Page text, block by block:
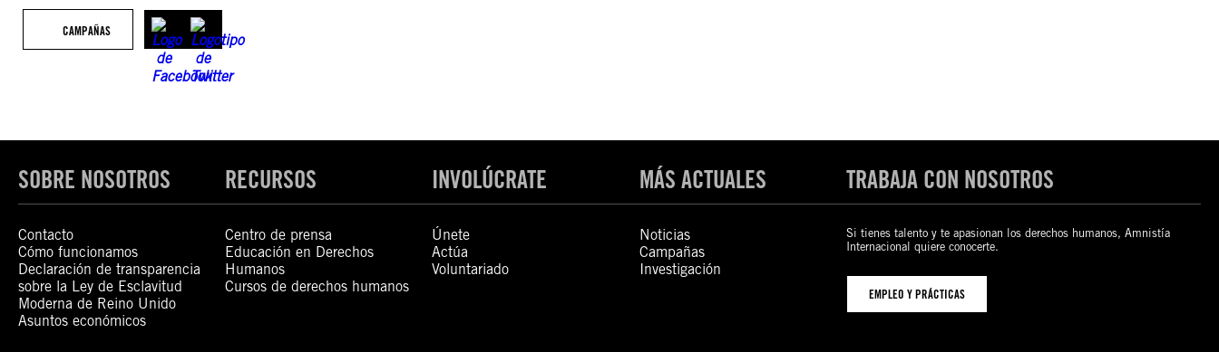
CAMPAÑAS
SOBRE NOSOTROS
Contacto
Cómo funcionamos
Declaración de transparencia
sobre la Ley de Esclavitud
Moderna de Reino Unido
Asuntos económicos
RECURSOS
Centro de prensa
Educación en Derechos
Humanos
Cursos de derechos humanos
INVOLÚCRATE
Únete
Actúa
Voluntariado
MÁS ACTUALES
Noticias
Campañas
Investigación
TRABAJA CON NOSOTROS
Si tienes talento y te apasionan los derechos humanos, Amnistía
Internacional quiere conocerte.
EMPLEO Y PRÁCTICAS